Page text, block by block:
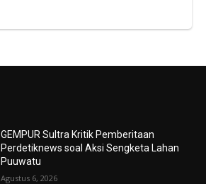
GEMPUR Sultra Kritik Pemberitaan
Perdetiknews soal Aksi Sengketa Lahan
Puuwatu
Agustus 6, 2026